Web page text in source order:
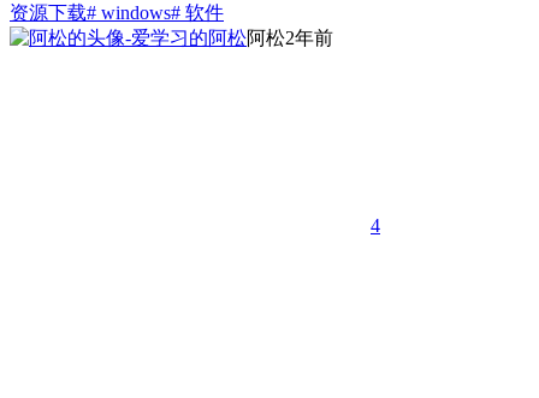
资源下载# windows# 软件
阿松2年前
4